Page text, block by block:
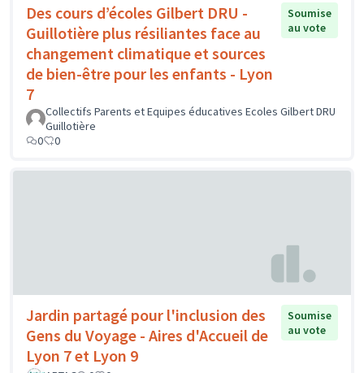
Des cours d’écoles Gilbert DRU -
Guillotière plus résiliantes face au
changement climatique et sources
de bien-être pour les enfants - Lyon
7
Soumise
au vote
Collectifs Parents et Equipes éducatives Ecoles Gilbert DRU
Guillotière
0
0
Jardin partagé pour l'inclusion des
Gens du Voyage - Aires d'Accueil de
Lyon 7 et Lyon 9
Soumise
au vote